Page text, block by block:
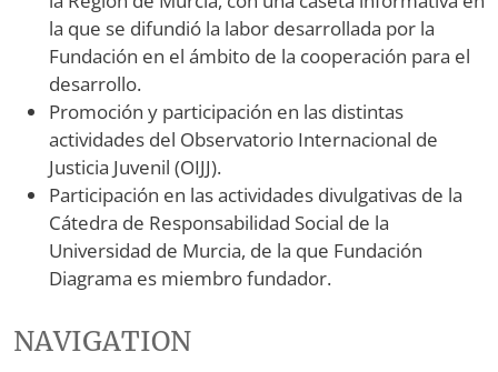
la que se difundió la labor desarrollada por la
Fundación en el ámbito de la cooperación para el
desarrollo.
Promoción y participación en las distintas
actividades del Observatorio Internacional de
Justicia Juvenil (OIJJ).
Participación en las actividades divulgativas de la
Cátedra de Responsabilidad Social de la
Universidad de Murcia, de la que Fundación
Diagrama es miembro fundador.
NAVIGATION